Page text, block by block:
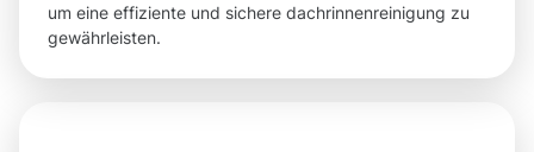
um eine effiziente und sichere dachrinnenreinigung zu
gewährleisten.